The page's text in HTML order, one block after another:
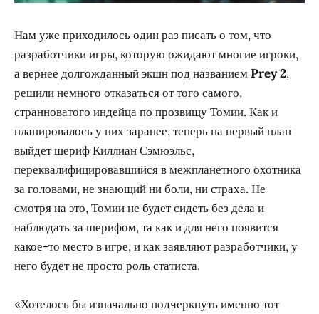
Нам уже приходилось один раз писать о том, что
разработчики игры, которую ожидают многие игроки,
а вернее долгожданный экшн под названиемPrey 2,
решили немного отказаться от того самого,
странноватого индейца по прозвищу Томии. Как и
планировалось у них заранее, теперь на первый план
выйдет шериф Киллиан Сэмюэльс,
переквалифицировавшийся в межпланетного охотника
за головами, не знающий ни боли, ни страха. Не
смотря на это, Томии не будет сидеть без дела и
наблюдать за шерифом, та как и для него появится
какое-то место в игре, и как заявляют разработчики, у
него будет не просто роль статиста.
«Хотелось бы изначально подчеркнуть именно тот